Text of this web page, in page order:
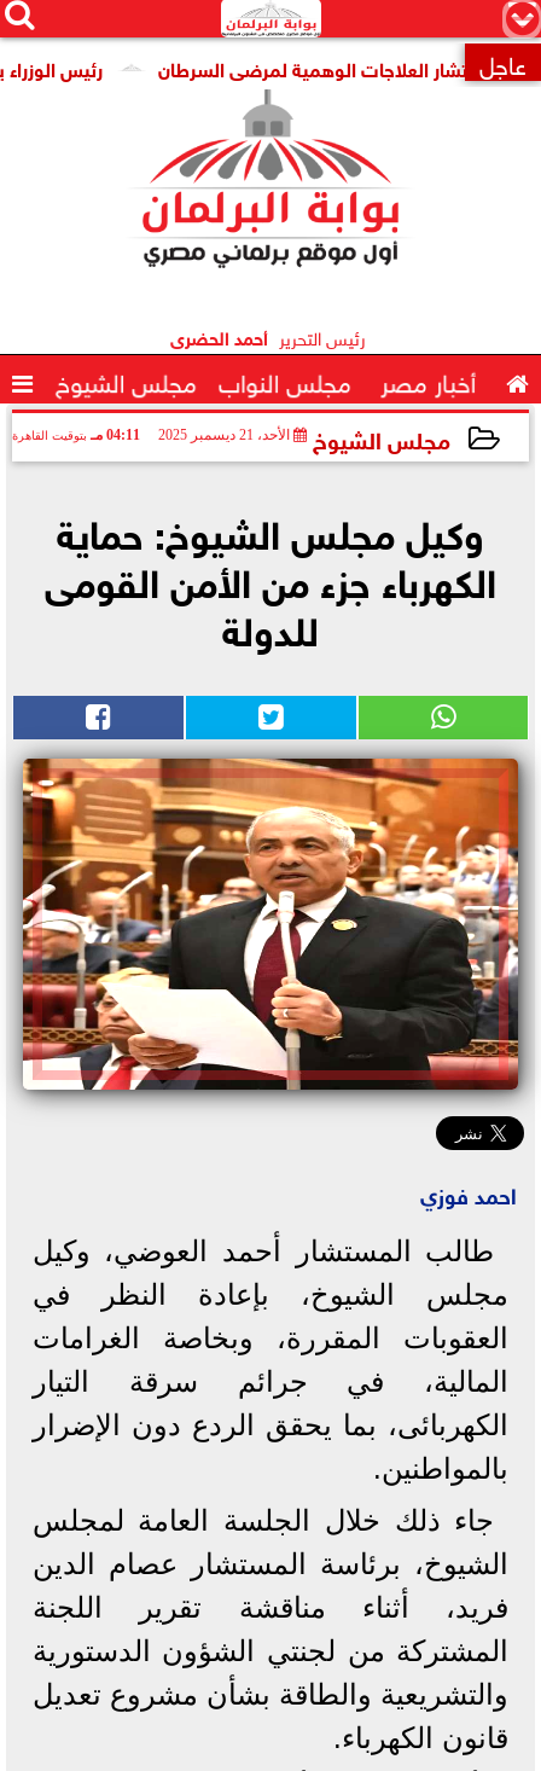
×


 عاجل رئيس الوزراء العلاجات الوهمية لمرضى السرطان
رئيس التحرير أحمد الحضرى
 أخبار مصر مجلس النواب مجلس الشيوخ 
مجلس الشيوخ الأحد، 21 ديسمبر 2025 04:11 مـ بتوقيت القاهرة
وكيل مجلس الشيوخ: حماية
الكهرباء جزء من الأمن القومى
للدولة
احمد فوزي
طالب المستشار أحمد العوضي، وكيل
مجلس الشيوخ، بإعادة النظر في
العقوبات المقررة، وبخاصة الغرامات
المالية، في جرائم سرقة التيار
الكهربائى، بما يحقق الردع دون الإضرار
بالمواطنين.
جاء ذلك خلال الجلسة العامة لمجلس
الشيوخ، برئاسة المستشار عصام الدين
فريد، أثناء مناقشة تقرير اللجنة
المشتركة من لجنتي الشؤون الدستورية
والتشريعية والطاقة بشأن مشروع تعديل
قانون الكهرباء.